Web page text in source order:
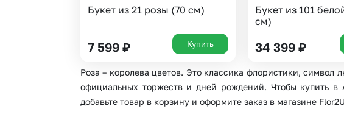
Москва и МО
Нижний
Казань
Челябинск
Новосибирск
Букет из 21 розы (70 см)
7 599 ₽ Купить
Букет из 101
см)
34 399 ₽
Роза – королева цветов. Это классика флористики,
официальных торжеств и дней рождений. Чтобы купить
добавьте товар в корзину и оформите заказ в магазине